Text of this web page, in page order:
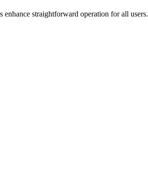
straightforward operation for all users.